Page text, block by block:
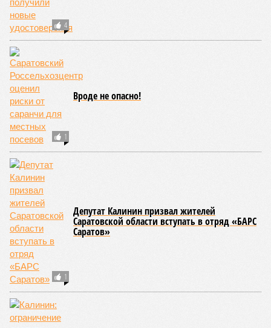
4
1
Вроде не опасно!
1
Депутат Калинин призвал жителей
Саратовской области вступать в отряд «БАРС
Саратов»